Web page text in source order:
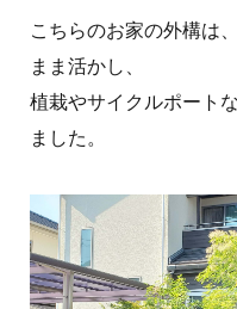
こちらのお家の外構は
まま活かし、
植栽やサイクルポート
ました。